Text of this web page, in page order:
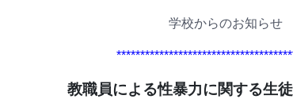
学校からのお知らせ
教職員による性暴力に関する生